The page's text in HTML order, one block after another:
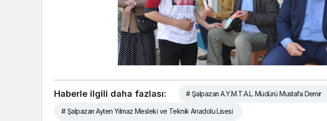
Haberle ilgili daha fazlası: # Şalpazarı A.Y.M.T.A.L. Müdürü Mustafa Demir
# Şalpazarı Ayten Yılmaz Mesleki ve Teknik Anadolu Lisesi